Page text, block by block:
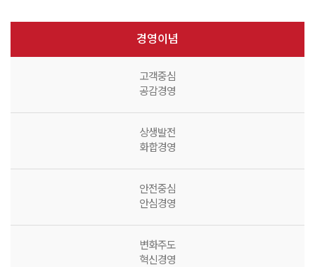
경영이념
고객중심
공감경영
상생발전
화합경영
안전중심
안심경영
변화주도
혁신경영